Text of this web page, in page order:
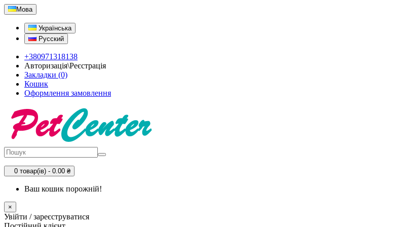
Мова
Українська
Русский
+380971318138
Авторизація\Реєстрація
Закладки (0)
Кошик
Оформлення замовлення
0 товар(ів) - 0.00 ₴
Ваш кошик порожній!
×
Увійти / зареєструватися